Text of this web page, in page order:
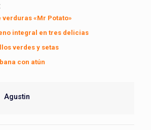
verduras «Mr Potato»
integral en tres delicias
verdes y setas
con atún
Agustin